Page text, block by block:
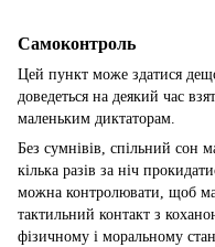
Самоконтроль
Цей пункт може здатися
доведеться на деякий час
маленьким диктаторам.
Без сумнівів, спільний сон
кілька разів за ніч
можна контролювати, щоб
тактильний контакт з
фізичному і моральному